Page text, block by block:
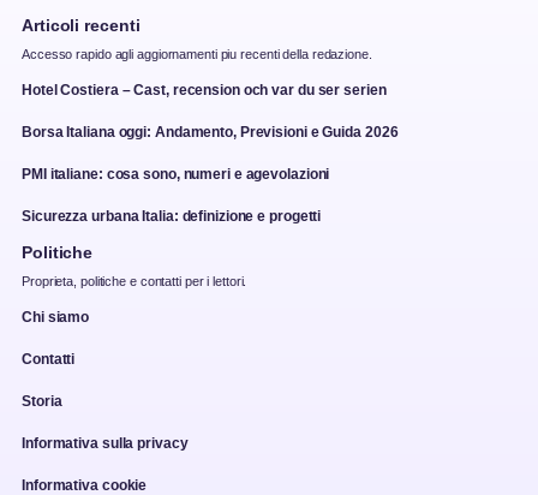
Articoli recenti
Accesso rapido agli aggiornamenti piu recenti della redazione.
Hotel Costiera – Cast, recension och var du ser serien
Borsa Italiana oggi: Andamento, Previsioni e Guida 2026
PMI italiane: cosa sono, numeri e agevolazioni
Sicurezza urbana Italia: definizione e progetti
Politiche
Proprieta, politiche e contatti per i lettori.
Chi siamo
Contatti
Storia
Informativa sulla privacy
Informativa cookie